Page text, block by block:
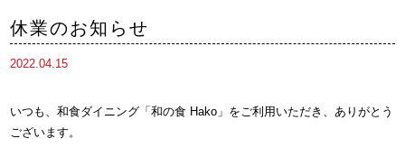
休業のお知らせ
2022.04.15
いつも、和食ダイニング「和の食 Hako」をご利用いただき、ありがとう
ございます。